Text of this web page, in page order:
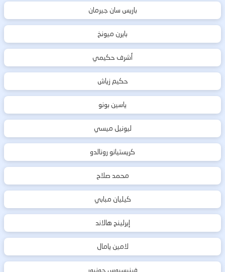
باريس سان جيرمان
بايرن ميونخ
أشرف حكيمي
حكيم زياش
ياسين بونو
ليونيل ميسي
كريستيانو رونالدو
محمد صلاح
كيليان مبابي
إيرلينج هالاند
لامين يامال